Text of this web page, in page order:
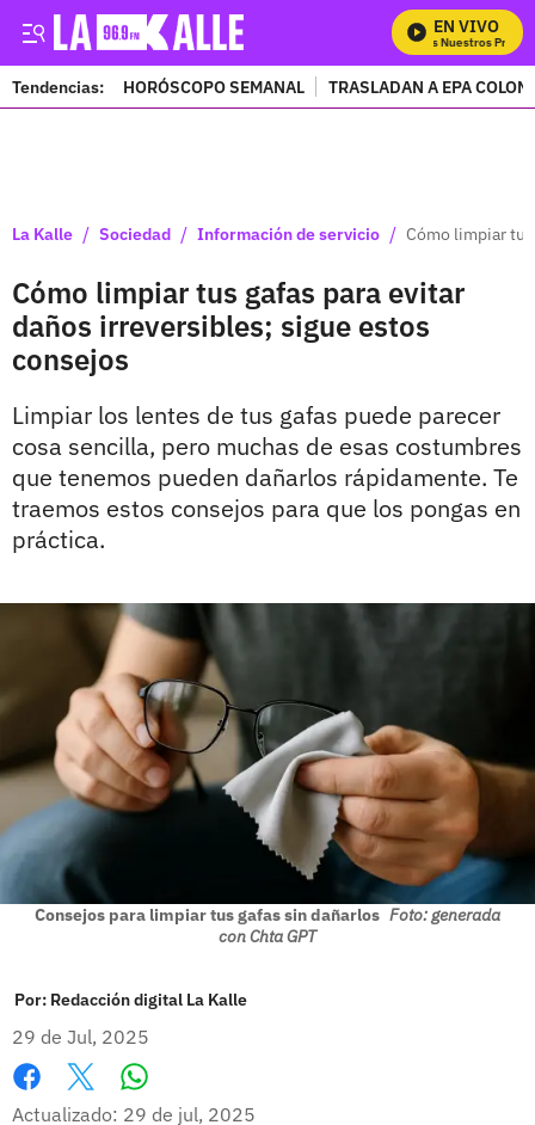
EN VIVO
Mira Todos Nuestros
Tendencias: HORÓSCOPO SEMANAL TRASLADAN A EPA
La Kalle / Sociedad / Información de servicio / Cómo limpiar
Cómo limpiar tus gafas para evitar
daños irreversibles; sigue estos
consejos
Limpiar los lentes de tus gafas puede parecer
cosa sencilla, pero muchas de esas costumbres
que tenemos pueden dañarlos rápidamente. Te
traemos estos consejos para que los pongas en
práctica.
Consejos para limpiar tus gafas sin dañarlos Foto: generada
con Chta GPT
Por: Redacción digital La Kalle
29 de Jul, 2025
Facebook
X
Actualizado: 29 de jul, 2025